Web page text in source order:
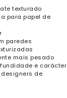
texturado
para papel de
paredes
mais pesado
e carácter
designers de